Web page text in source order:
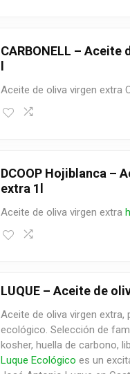
CARBONELL –
Aceite de oliva virgen extra
DCOOP Hojiblanca –
extra 1l
Aceite de oliva virgen extra
LUQUE – Aceite de
Aceite de oliva virgen extra,
ecológico. Selección de
kosher, huella de carbono,
Luque Ecológico es un